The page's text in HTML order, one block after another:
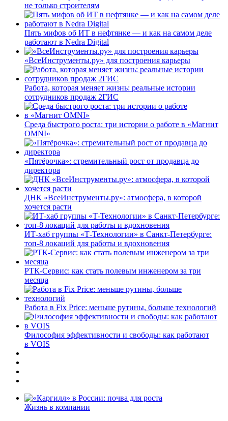
не только строителям
Пять мифов об ИТ в нефтянке — и как на самом деле
работают в Nedra Digital
«ВсеИнструменты.ру» для построения карьеры
Работа, которая меняет жизнь: реальные истории
сотрудников продаж 2ГИС
Среда быстрого роста: три истории о работе в «Магнит
OMNI»
«Пятёрочка»: стремительный рост от продавца до
директора
ДНК «ВсеИнструменты.ру»: атмосфера, в которой
хочется расти
ИТ-хаб группы «Т-Технологии» в Санкт-Петербурге:
топ-8 локаций для работы и вдохновения
РТК-Сервис: как стать полевым инженером за три
месяца
Работа в Fix Price: меньше рутины, больше технологий
Философия эффективности и свободы: как работают
в VOIS
Жизнь в компании